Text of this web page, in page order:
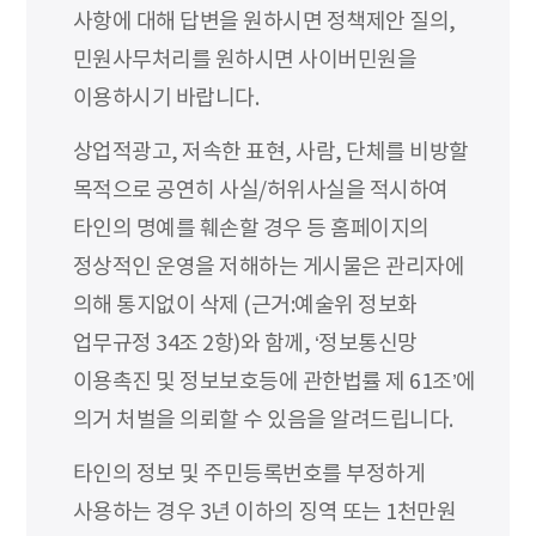
사항에 대해 답변을 원하시면 정책제안 질의,
민원사무처리를 원하시면 사이버민원을
이용하시기 바랍니다.
상업적광고, 저속한 표현, 사람, 단체를 비방할
목적으로 공연히 사실/허위사실을 적시하여
타인의 명예를 훼손할 경우 등 홈페이지의
정상적인 운영을 저해하는 게시물은 관리자에
의해 통지없이 삭제 (근거:예술위 정보화
업무규정 34조 2항)와 함께, ‘정보통신망
이용촉진 및 정보보호등에 관한법률 제 61조’에
의거 처벌을 의뢰할 수 있음을 알려드립니다.
타인의 정보 및 주민등록번호를 부정하게
사용하는 경우 3년 이하의 징역 또는 1천만원